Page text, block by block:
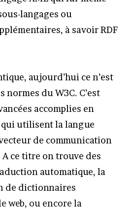
langages ou
à savoir RDF
aujourd’hui ce n’est
normes du W3C. C’est
accomplies en
utilisent la langue
de communication
ce titre on trouve des
automatique, la
de dictionnaires
web, ou encore la